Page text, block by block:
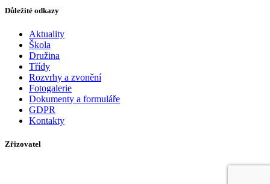
Důležité odkazy
Aktuality
Škola
Družina
Třídy
Rozvrhy a zvonění
Fotogalerie
Dokumenty a formuláře
GDPR
Kontakty
Zřizovatel